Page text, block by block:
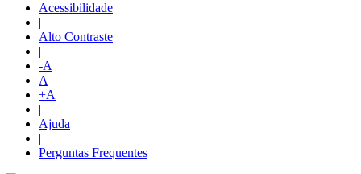
Acessibilidade
|
Alto Contraste
|
-A
A
+A
|
Ajuda
|
Perguntas Frequentes